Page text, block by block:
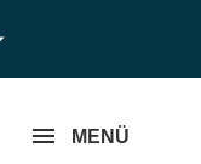
MENÜ